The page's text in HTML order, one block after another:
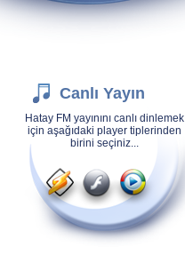
Canlı Yayın
Hatay FM yayınını canlı dinlemek
için aşağıdaki player tiplerinden
birini seçiniz...